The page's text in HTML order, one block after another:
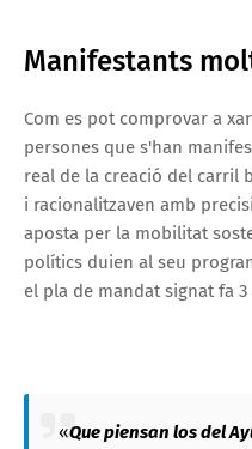
Manifestants
Com es pot comprovar a
persones que s'han
real de la creació del carril
i racionalitzaven amb
aposta per la mobilitat
polítics duien al seu
el pla de mandat signat fa 3
«Que piensan los del